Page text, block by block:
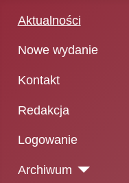
Aktualności
Nowe wydanie
Kontakt
Redakcja
Logowanie
Archiwum